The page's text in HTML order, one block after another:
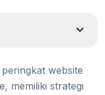
expand_more
website
memiliki strategi